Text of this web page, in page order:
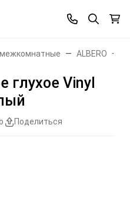
ALBERO
глухое Vinyl
Поделиться